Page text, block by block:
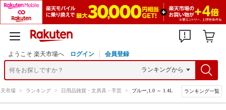
ようこそ 楽天市場へ ログイン 会員登録
市場 > ランキング > 日用品雑貨・文房具・手芸 > ブルー,1.0 ～ 1.4L ランキング一覧